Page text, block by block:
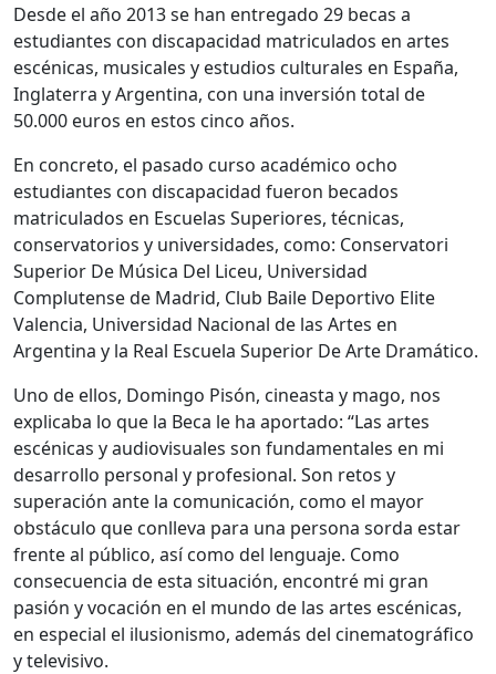
Desde el año 2013 se han entregado 29 becas a
estudiantes con discapacidad matriculados en artes
escénicas, musicales y estudios culturales en España,
Inglaterra y Argentina, con una inversión total de
50.000 euros en estos cinco años.
En concreto, el pasado curso académico ocho
estudiantes con discapacidad fueron becados
matriculados en Escuelas Superiores, técnicas,
conservatorios y universidades, como: Conservatori
Superior De Música Del Liceu, Universidad
Complutense de Madrid, Club Baile Deportivo Elite
Valencia, Universidad Nacional de las Artes en
Argentina y la Real Escuela Superior De Arte Dramático.
Uno de ellos, Domingo Pisón, cineasta y mago, nos
explicaba lo que la Beca le ha aportado: “Las artes
escénicas y audiovisuales son fundamentales en mi
desarrollo personal y profesional. Son retos y
superación ante la comunicación, como el mayor
obstáculo que conlleva para una persona sorda estar
frente al público, así como del lenguaje. Como
consecuencia de esta situación, encontré mi gran
pasión y vocación en el mundo de las artes escénicas,
en especial el ilusionismo, además del cinematográfico
y televisivo.